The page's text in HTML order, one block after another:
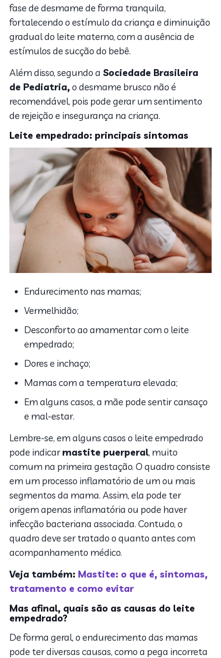
fase de desmame de forma tranquila,
fortalecendo o estímulo da criança e diminuição
gradual do leite materno, com a ausência de
estímulos de sucção do bebê.
Além disso, segundo a Sociedade Brasileira
de Pediatria, o desmame brusco não é
recomendável, pois pode gerar um sentimento
de rejeição e insegurança na criança.
Leite empedrado: principais sintomas
Endurecimento nas mamas;
Vermelhidão;
Desconforto ao amamentar com o leite
empedrado;
Dores e inchaço;
Mamas com a temperatura elevada;
Em alguns casos, a mãe pode sentir cansaço
e mal-estar.
Lembre-se, em alguns casos o leite empedrado
pode indicarmastite puerperal, muito
comum na primeira gestação. O quadro consiste
em um processo inflamatório de um ou mais
segmentos da mama. Assim, ela pode ter
origem apenas inflamatória ou pode haver
infecção bacteriana associada. Contudo, o
quadro deve ser tratado o quanto antes com
acompanhamento médico.
Veja também: Mastite: o que é, sintomas,
tratamento e como evitar
Mas afinal, quais são as causas do leite
empedrado?
De forma geral, o endurecimento das mamas
pode ter diversas causas, como a pega incorreta